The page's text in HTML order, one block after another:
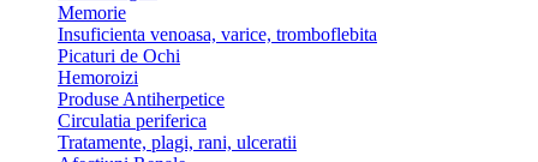
Memorie
Insuficienta venoasa, varice, tromboflebita
Picaturi de Ochi
Hemoroizi
Produse Antiherpetice
Circulatia periferica
Tratamente, plagi, rani, ulceratii